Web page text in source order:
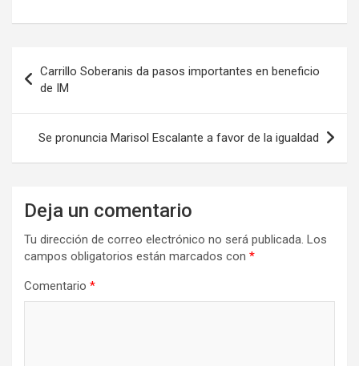
de
entradas
Carrillo Soberanis da pasos importantes en beneficio
de IM
Se pronuncia Marisol Escalante a favor de la igualdad
Deja un comentario
Tu dirección de correo electrónico no será publicada. Los
campos obligatorios están marcados con *
Comentario *